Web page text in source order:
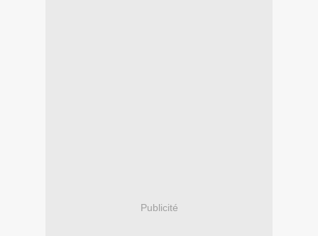
Publicité